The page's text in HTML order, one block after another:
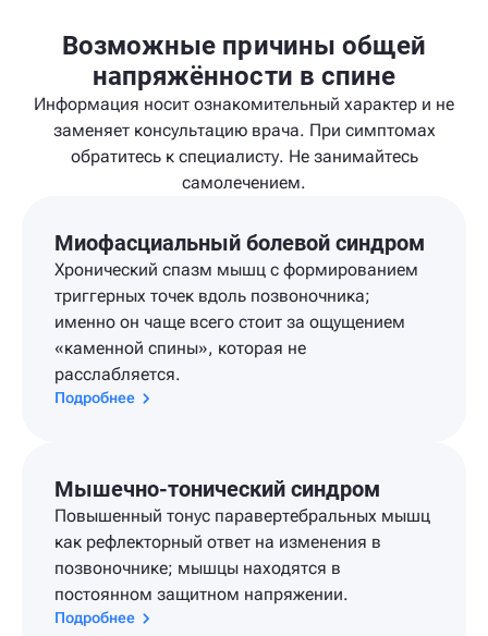
Возможные причины общей
напряжённости в спине
Информация носит ознакомительный характер и не
заменяет консультацию врача. При симптомах
обратитесь к специалисту. Не занимайтесь
самолечением.
Миофасциальный болевой синдром
Хронический спазм мышц с формированием
триггерных точек вдоль позвоночника;
именно он чаще всего стоит за ощущением
«каменной спины», которая не
расслабляется.
Подробнее
Мышечно-тонический синдром
Повышенный тонус паравертебральных мышц
как рефлекторный ответ на изменения в
позвоночнике; мышцы находятся в
постоянном защитном напряжении.
Подробнее